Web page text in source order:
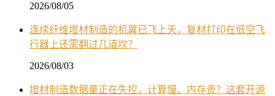
2026/08/05
连续纤维增材制造的机翼已飞上天，复材打印在低空飞
行器上还需翻过几道坎？
2026/08/03
增材制造数据量正在失控，计算慢、内存贵？这套开源